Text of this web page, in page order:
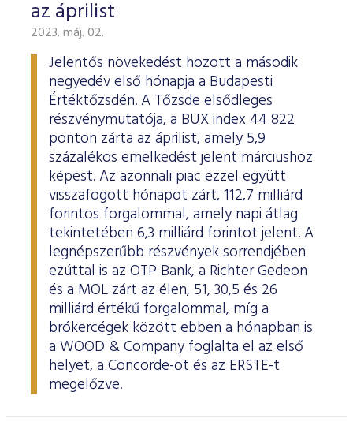
az áprilist
2023. máj. 02.
Jelentős növekedést hozott a második
negyedév első hónapja a Budapesti
Értéktőzsdén. A Tőzsde elsődleges
részvénymutatója, a BUX index 44 822
ponton zárta az áprilist, amely 5,9
százalékos emelkedést jelent márciushoz
képest. Az azonnali piac ezzel együtt
visszafogott hónapot zárt, 112,7 milliárd
forintos forgalommal, amely napi átlag
tekintetében 6,3 milliárd forintot jelent. A
legnépszerűbb részvények sorrendjében
ezúttal is az OTP Bank, a Richter Gedeon
és a MOL zárt az élen, 51, 30,5 és 26
milliárd értékű forgalommal, míg a
brókercégek között ebben a hónapban is
a WOOD & Company foglalta el az első
helyet, a Concorde-ot és az ERSTE-t
megelőzve.